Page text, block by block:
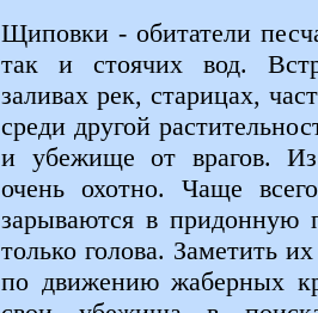
Щиповки - обитатели
так и стоячих вод.
заливах рек, старицах,
среди другой
и убежище от врагов.
очень охотно. Чаще
зарываются в придонную
только голова. Заметить
по движению жаберных